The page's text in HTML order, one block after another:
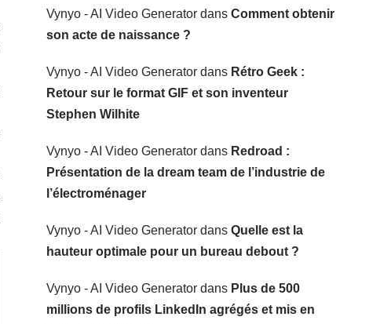
Vynyo - AI Video Generatordans Comment obtenir
son acte de naissance ?
Vynyo - AI Video Generatordans Rétro Geek :
Retour sur le format GIF et son inventeur
Stephen Wilhite
Vynyo - AI Video Generatordans Redroad :
Présentation de la dream team de l’industrie de
l’électroménager
Vynyo - AI Video Generatordans Quelle est la
hauteur optimale pour un bureau debout ?
Vynyo - AI Video Generatordans Plus de 500
millions de profils LinkedIn agrégés et mis en